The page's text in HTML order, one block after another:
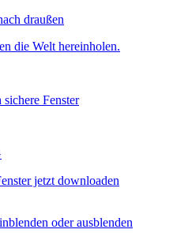
draußen
Fenster
jetzt downloaden
oder ausblenden